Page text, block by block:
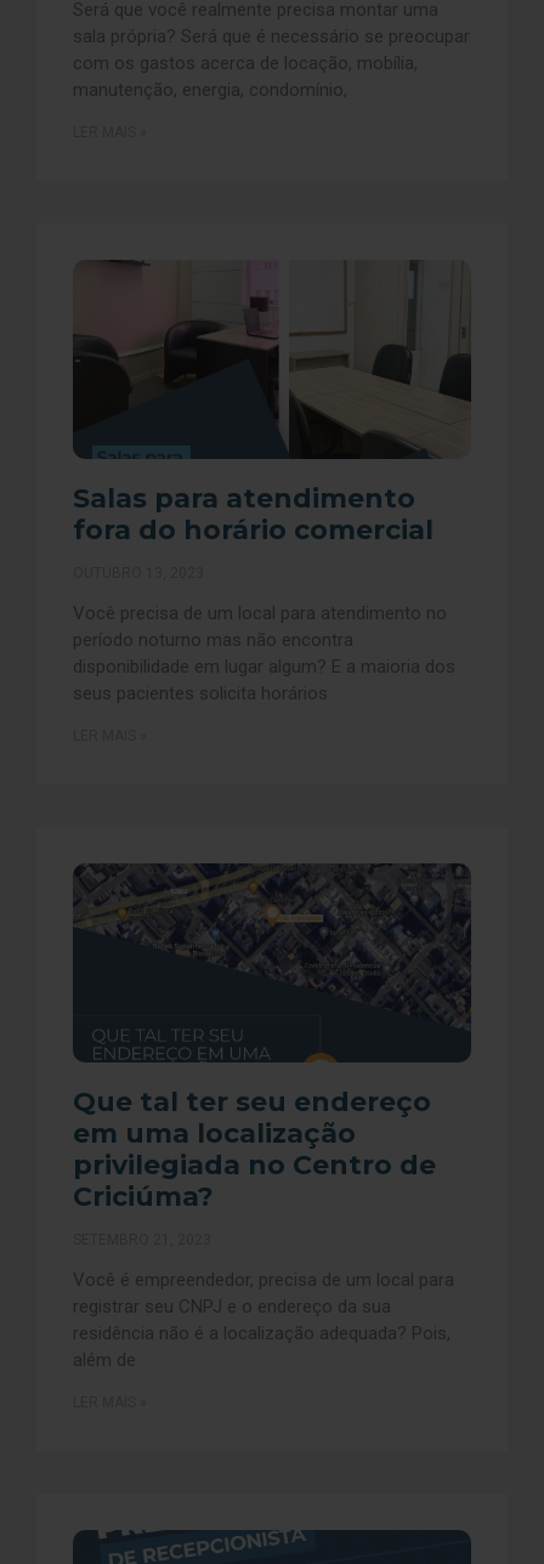
Será que você realmente precisa montar uma
sala própria? Será que é necessário se preocupar
com os gastos acerca de locação, mobília,
manutenção, energia, condomínio,
Salas para atendimento
fora do horário comercial
Você precisa de um local para atendimento no
período noturno mas não encontra
disponibilidade em lugar algum? E a maioria dos
seus pacientes solicita horários
Que tal ter seu endereço
em uma localização
privilegiada no Centro de
Criciúma?
Você é empreendedor, precisa de um local para
registrar seu CNPJ e o endereço da sua
residência não é a localização adequada? Pois,
além de